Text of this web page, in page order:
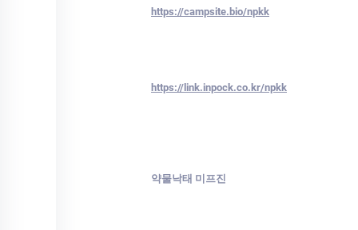
https://campsite.bio/npkk
https://link.inpock.co.kr/npkk
약물낙태 미프진